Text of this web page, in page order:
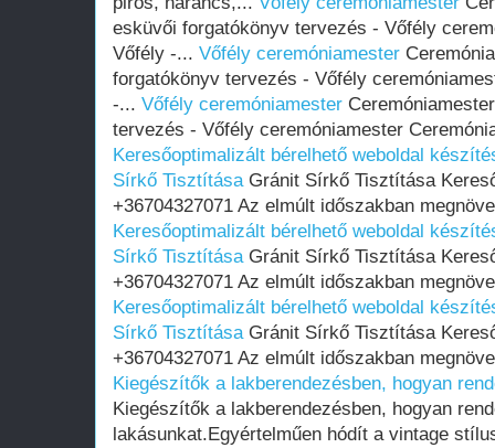
esküvői forgatókönyv tervezés - Vőfély
Vőfély -... Vőfély ceremóniamester
forgatókönyv tervezés - Vőfély
-... Vőfély ceremóniamester
tervezés - Vőfély ceremóniamester
Keresőoptimalizált bérelhető weboldal
Sírkő TisztításaGránit Sírkő Tisztítása
+36704327071 Az elmúlt időszakban
Keresőoptimalizált bérelhető weboldal
Sírkő TisztításaGránit Sírkő Tisztítása
+36704327071 Az elmúlt időszakban
Keresőoptimalizált bérelhető weboldal
Sírkő TisztításaGránit Sírkő Tisztítása
+36704327071 Az elmúlt időszakban
Kiegészítők a lakberendezésben, hogyan
Kiegészítők a lakberendezésben, hogyan
lakásunkat.Egyértelműen hódít a vintage